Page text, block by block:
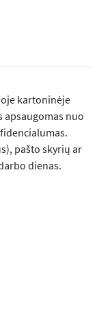
kartoninėje
apsaugomas nuo
pašto skyrių ar
dienas.